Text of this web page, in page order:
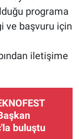
programa
ve başvuru için
iletişime
buluştu